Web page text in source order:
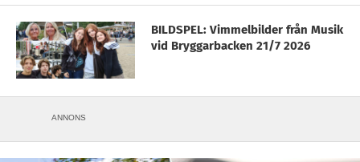
BILDSPEL: Vimmelbilder från Musik
vid Bryggarbacken 21/7 2026
ANNONS